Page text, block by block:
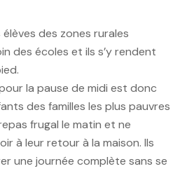
élèves des zones rurales
des écoles et ils s’y rendent
la pause de midi est donc
des familles les plus pauvres
frugal le matin et ne
à leur retour à la maison. Ils
une journée complète sans se